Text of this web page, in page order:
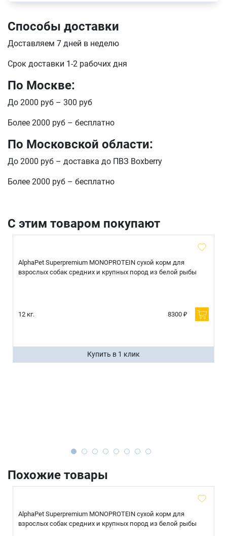
Способы доставки
Доставляем 7 дней в неделю
Срок доставки 1-2 рабочих дня
По Москве:
До 2000 руб – 300 руб
Более 2000 руб – бесплатно
По Московской области:
До 2000 руб – доставка до ПВЗ Boxberry
Более 2000 руб – бесплатно
С этим товаром покупают
AlphaPet Superpremium MONOPROTEIN сухой корм для
взрослых собак средних и крупных пород из белой рыбы
12 кг. 8300 ₽
Купить в 1 клик
Похожие товары
AlphaPet Superpremium MONOPROTEIN сухой корм для
взрослых собак средних и крупных пород из белой рыбы